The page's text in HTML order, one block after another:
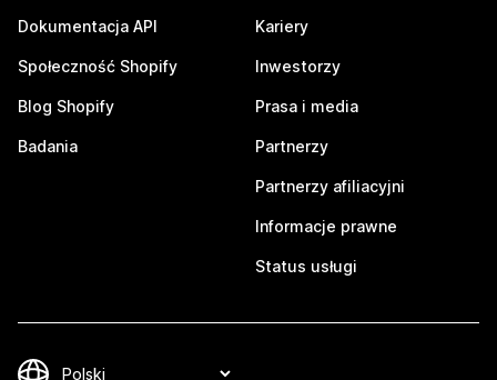
Dokumentacja API
Społeczność Shopify
Blog Shopify
Badania
Kariery
Inwestorzy
Prasa i media
Partnerzy
Partnerzy afiliacyjni
Informacje prawne
Status usługi